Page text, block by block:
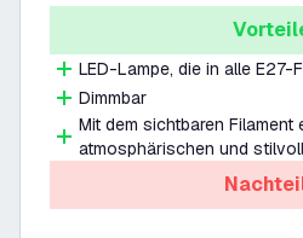
LED-Lampe, die in alle
Dimmbar
Mit dem sichtbaren Filament
atmosphärischen und